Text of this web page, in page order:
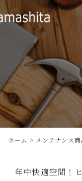
ホーム メンテナンス
年中快適空間！